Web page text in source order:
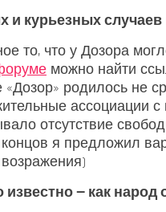
курьезных случаев
то, что у Дозора
можно найти
«Дозор» родилось не
ассоциации
отсутствие
я предложил
— как народ